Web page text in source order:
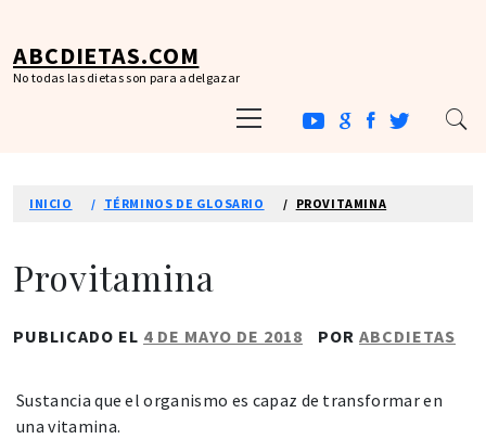
contenido
ABCDIETAS.COM
No todas las dietas son para adelgazar
principal
INICIO TÉRMINOS DE GLOSARIO PROVITAMINA
Provitamina
PUBLICADO EL 4 DE MAYO DE 2018 POR ABCDIETAS
Sustancia que el organismo es capaz de transformar en
una vitamina.